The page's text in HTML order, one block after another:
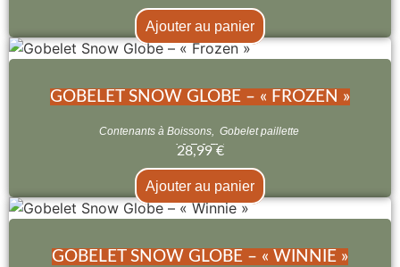
Ajouter au panier
GOBELET SNOW GLOBE – « FROZEN »
Contenants à Boissons, Gobelet paillette
28,99 €
Ajouter au panier
GOBELET SNOW GLOBE – « WINNIE »